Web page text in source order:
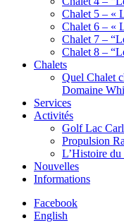
Chalet 5 – «
Chalet 6 – «
Chalet 7 –
Chalet 8 –
Chalets
Quel Chalet
Domaine
Services
Activités
Golf Lac
Propulsion
L’Histoire
Nouvelles
Informations
Facebook
English